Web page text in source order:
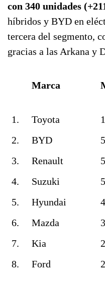
con 340 unidades
híbridos y BYD en
tercera del segmento,
gracias a las Arkana y
Marca
1.
Toyota
2.
BYD
3.
Renault
4.
Suzuki
5.
Hyundai
6.
Mazda
7.
Kia
8.
Ford